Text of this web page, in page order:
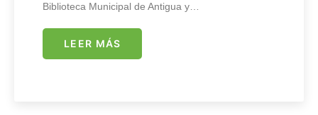
Biblioteca Municipal de Antigua y…
LEER MÁS